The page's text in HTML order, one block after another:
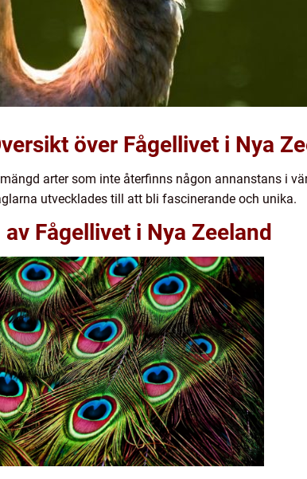
över Fågellivet i Nya
arter som inte återfinns någon annanstans i
utvecklades till att bli fascinerande och unika.
Fågellivet i Nya Zeeland